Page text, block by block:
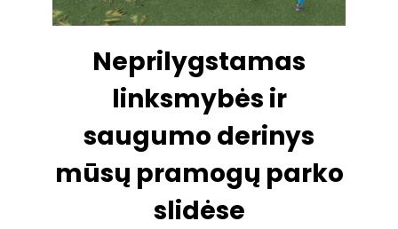
Neprilygstamas
linksmybės ir
saugumo derinys
mūsų pramogų parko
slidėse